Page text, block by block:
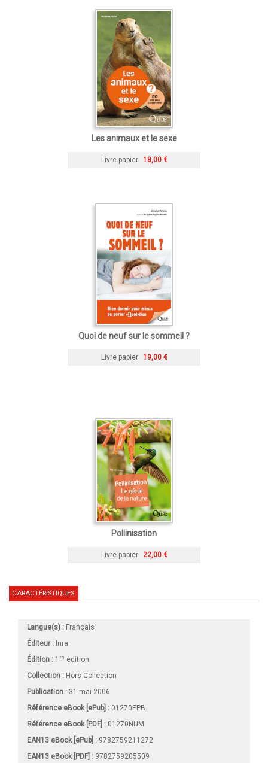
Les animaux et le sexe
Livre papier 18,00 €
Quoi de neuf sur le sommeil ?
Livre papier 19,00 €
Pollinisation
Livre papier 22,00 €
CARACTÉRISTIQUES
Langue(s) : Français
Éditeur : Inra
Édition : 1 re édition
Collection : Hors Collection
Publication : 31 mai 2006
Référence eBook [ePub] : 01270EPB
Référence eBook [PDF] : 01270NUM
EAN13 eBook [ePub] : 9782759211272
EAN13 eBook [PDF] : 9782759205509